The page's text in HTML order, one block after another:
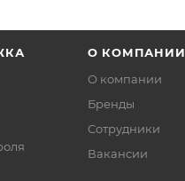
О КОМПАНИИ
О компании
Бренды
Сотрудники
Вакансии